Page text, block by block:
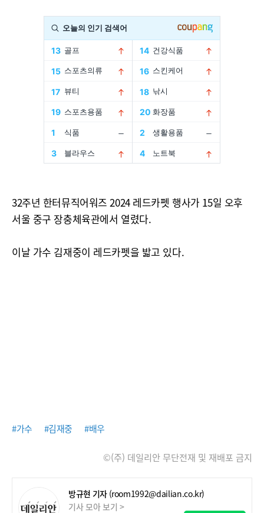
32주년 한터뮤직어워즈 2024 레드카펫 행사가 15일 오후
서울 중구 장충체육관에서 열렸다.
이날 가수 김재중이 레드카펫을 밟고 있다.
#가수 #김재중 #배우
©(주) 데일리안 무단전재 및 재배포 금지
방규현 기자 (room1992@dailian.co.kr)
기사 모아 보기 >